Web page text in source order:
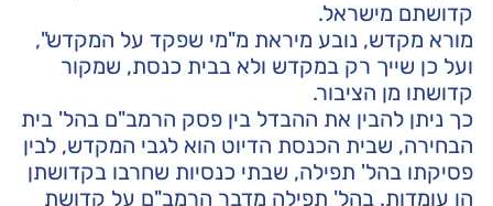
קדושתם מישראל.
מורא מקדש, נובע מיראת מ"מי שפקד על המקדש",
ועל כן שייך רק במקדש ולא בבית כנסת, שמקור
קדושתו מן הציבור.
כך ניתן להבין את ההבדל בין פסק הרמב"ם בהל' בית
הבחירה, שבית הכנסת הדיוט הוא לגבי המקדש, לבין
פסיקתו בהל' תפילה, שבתי כנסיות שחרבו בקדושתן
הן עומדות. בהל' תפילה מדבר הרמב"ם על קדושת